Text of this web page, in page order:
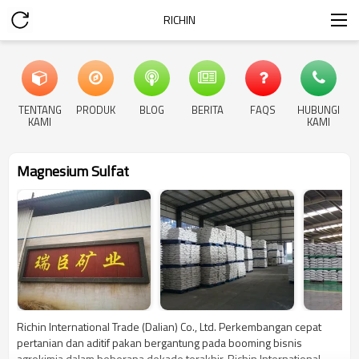
RICHIN
TENTANG
KAMI
PRODUK BLOG BERITA FAQS HUBUNGI
KAMI
Magnesium Sulfat
Richin International Trade (Dalian) Co., Ltd. Perkembangan cepat
pertanian dan aditif pakan bergantung pada booming bisnis